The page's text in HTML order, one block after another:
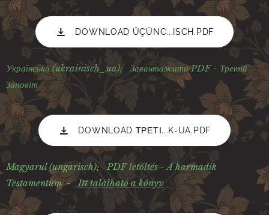
DOWNLOAD ÜÇÜNC...ISCH.PDF
Українська (ukrainisch_ua); Завантажити PDF - Третій
Заповіт
DOWNLOAD ТРЕТІ...K-UA.PDF
Magyarul (ungarisch); PDF letöltés - A harmadik
Testamentum -Itt található a könyv